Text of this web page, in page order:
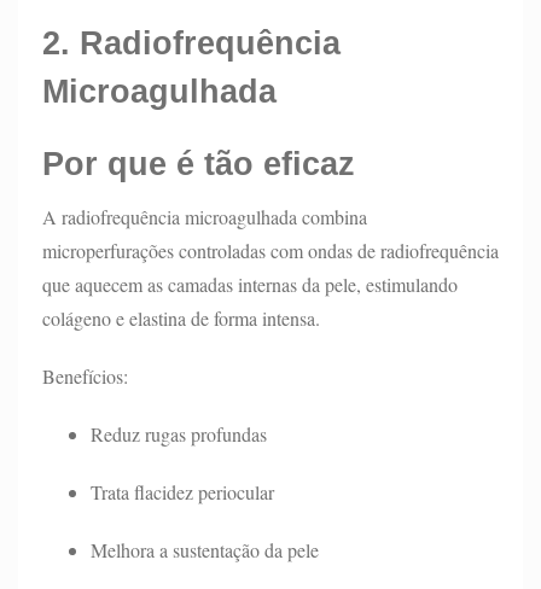
2. Radiofrequência
Microagulhada
Por que é tão eficaz
A radiofrequência microagulhada combina
microperfurações controladas com ondas de radiofrequência
que aquecem as camadas internas da pele, estimulando
colágeno e elastina de forma intensa.
Benefícios:
Reduz rugas profundas
Trata flacidez periocular
Melhora a sustentação da pele